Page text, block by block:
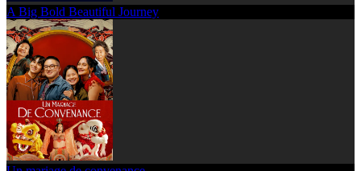
A Big Bold Beautiful Journey